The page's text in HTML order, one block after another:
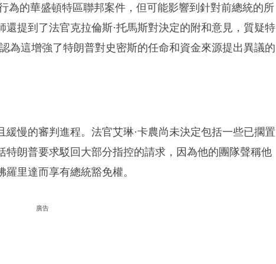
為的華盛頓特區聯邦案件，但可能影響到針對前總統的所
提到了法官克拉倫斯·托馬斯對決定的附和意見，質疑特
為這增強了特朗普對史密斯的任命和資金來源提出異議的
慢的審判進程。法官艾琳·卡農尚未決定包括一些已擱置
朗普要求駁回大部分指控的請求，因為他的團隊聲稱他
里達而享有總統豁免權。
廣告